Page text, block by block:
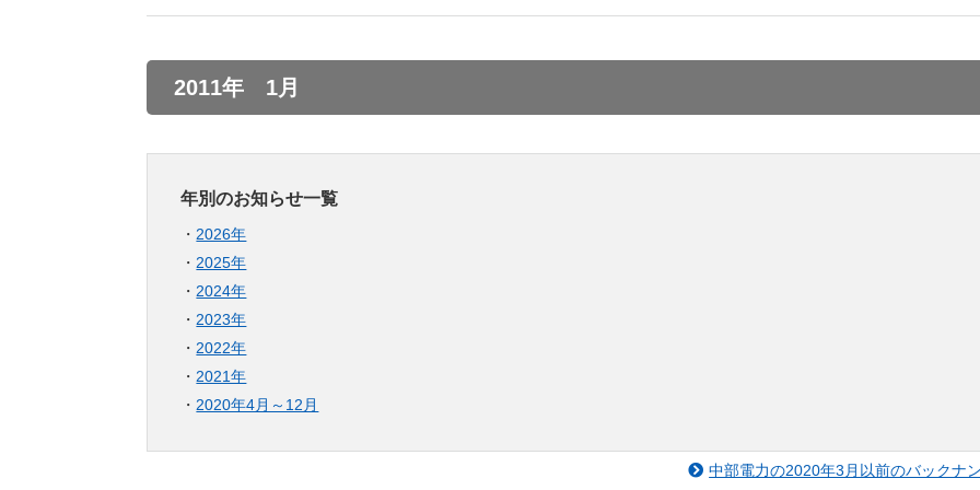
2011年 1月
年別のお知らせ一覧
2026年
2025年
2024年
2023年
2022年
2021年
2020年4月～12月
中部電力の2020年3月以前のバックナ